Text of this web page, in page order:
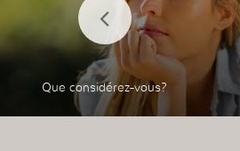
Que considérez-vous?